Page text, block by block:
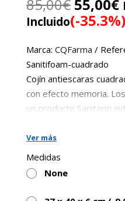
85,00€
precio
original
era:
85,00€.
55,00€
Incluido(-35.3%)
Marca: CQFarma /
Sanitifoam-cuadrado
Cojín antiescaras
con efecto memoria.
un producto Sanitario
Fabricados con
Efecto Memoria lo
adaptación a la
Ver más
Medidas
None